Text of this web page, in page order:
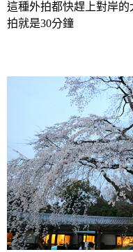
這種外拍都快趕上對岸
拍就是30分鐘